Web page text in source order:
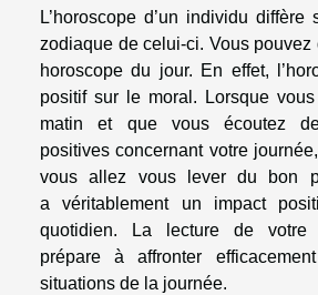
L’horoscope d’un individu
zodiaque de celui-ci. Vous pouvez
horoscope du jour. En effet,
positif sur le moral. Lorsque
matin et que vous écoutez
positives concernant votre
vous allez vous lever du bon
a véritablement un impact
quotidien. La lecture de votre
prépare à affronter
situations de la journée.